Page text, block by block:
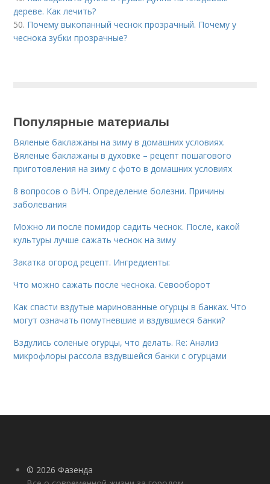
дереве. Как лечить?
50. Почему выкопанный чеснок прозрачный. Почему у
чеснока зубки прозрачные?
Популярные материалы
Вяленые баклажаны на зиму в домашних условиях.
Вяленые баклажаны в духовке – рецепт пошагового
приготовления на зиму с фото в домашних условиях
8 вопросов о ВИЧ. Определение болезни. Причины
заболевания
Можно ли после помидор садить чеснок. После, какой
культуры лучше сажать чеснок на зиму
Закатка огород рецепт. Ингредиенты:
Что можно сажать после чеснока. Севооборот
Как спасти вздутые маринованные огурцы в банках. Что
могут означать помутневшие и вздувшиеся банки?
Вздулись соленые огурцы, что делать. Re: Анализ
микрофлоры рассола вздувшейся банки с огурцами
© 2026 Фазенда